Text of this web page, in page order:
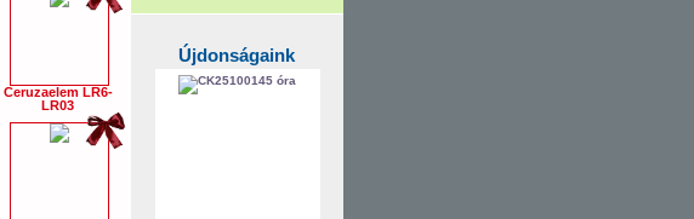
Ceruzaelem LR6-
LR03
Újdonságaink